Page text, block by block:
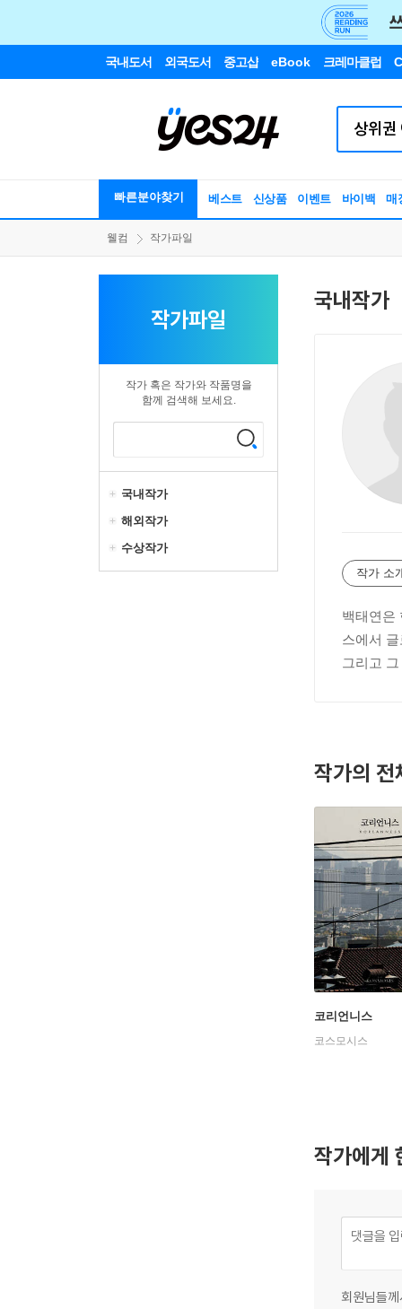
국내도서 외국도서 중고샵 eBook 크레마클럽
빠른분야찾기 베스트 신상품 이벤트 바이백 매
웰컴 작가파일
작가파일
작가 혹은 작가와 작품명을
함께 검색해 보세요.
국내작가
해외작가
수상작가
국내작가
작가 소
백태연은
스에서
그리고
작가의 전
코리언니스
코스모시스
작가에게
회원님들